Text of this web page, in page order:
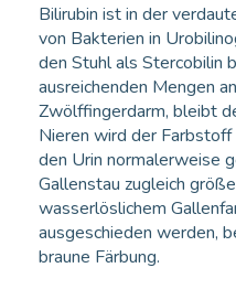
Bilirubin ist in der
von Bakterien in
den Stuhl als Stercobilin
ausreichenden Mengen
Zwölffingerdarm, bleibt
Nieren wird der
den Urin normalerweise
Gallenstau zugleich
wasserlöslichem
ausgeschieden werden,
braune Färbung.